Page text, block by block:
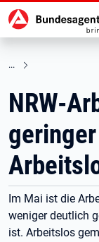
zu den
NRW-
Im Mai ist die
weniger deutlich
ist. Arbeitslos